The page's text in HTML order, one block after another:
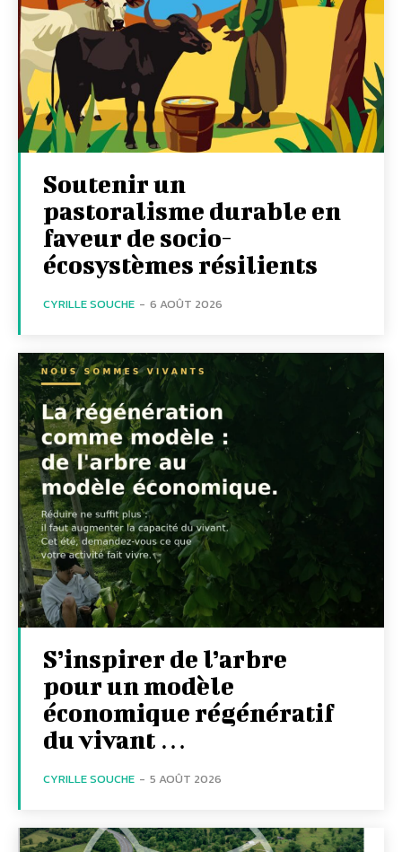
Soutenir un
pastoralisme durable en
faveur de socio-
écosystèmes résilients
CYRILLE SOUCHE - 6 AOÛT 2026
S’inspirer de l’arbre
pour un modèle
économique régénératif
du vivant …
CYRILLE SOUCHE - 5 AOÛT 2026